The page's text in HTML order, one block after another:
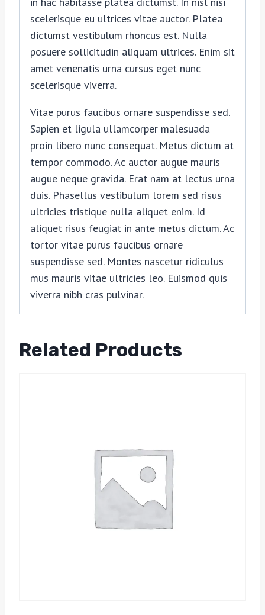
scelerisque eu ultrices vitae auctor. Platea
dictumst vestibulum rhoncus est. Nulla
posuere sollicitudin aliquam ultrices. Enim sit
amet venenatis urna cursus eget nunc
scelerisque viverra.
Vitae purus faucibus ornare suspendisse sed.
Sapien et ligula ullamcorper malesuada
proin libero nunc consequat. Metus dictum at
tempor commodo. Ac auctor augue mauris
augue neque gravida. Erat nam at lectus urna
duis. Phasellus vestibulum lorem sed risus
ultricies tristique nulla aliquet enim. Id
aliquet risus feugiat in ante metus dictum. Ac
tortor vitae purus faucibus ornare
suspendisse sed. Montes nascetur ridiculus
mus mauris vitae ultricies leo. Euismod quis
viverra nibh cras pulvinar.
Related Products